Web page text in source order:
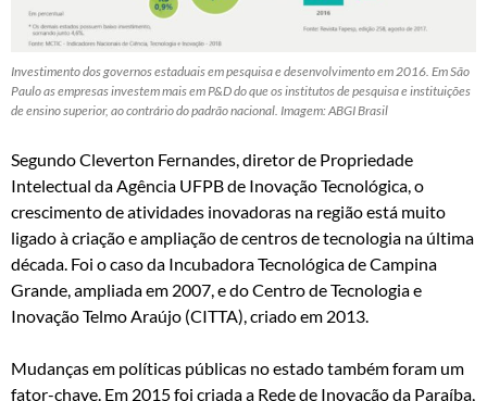
Investimento dos governos estaduais em pesquisa e desenvolvimento em 2016. Em São
Paulo as empresas investem mais em P&D do que os institutos de pesquisa e instituições
de ensino superior, ao contrário do padrão nacional. Imagem: ABGI Brasil
Segundo Cleverton Fernandes, diretor de Propriedade
Intelectual da Agência UFPB de Inovação Tecnológica, o
crescimento de atividades inovadoras na região está muito
ligado à criação e ampliação de centros de tecnologia na última
década. Foi o caso da Incubadora Tecnológica de Campina
Grande, ampliada em 2007, e do Centro de Tecnologia e
Inovação Telmo Araújo (CITTA), criado em 2013.
Mudanças em políticas públicas no estado também foram um
fator-chave. Em 2015 foi criada a Rede de Inovação da Paraíba,